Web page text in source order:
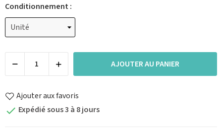
Conditionnement :
AJOUTER AU PANIER
Ajouter aux favoris
 Expédié sous 3 à 8 jours